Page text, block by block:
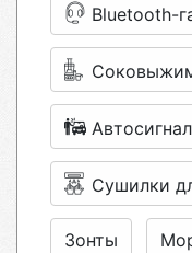
Bluetooth-
Сушилки
Зонты